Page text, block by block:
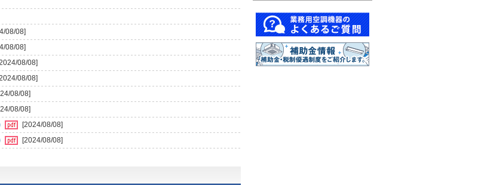
08/08]
08/08]
08/08]
08/08]
08/08]
08/08]
[2024/08/08]
[2024/08/08]